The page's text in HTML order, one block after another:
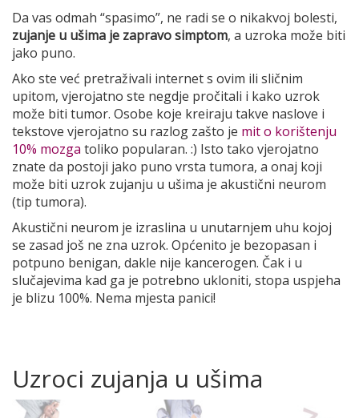
Da vas odmah “spasimo”, ne radi se o nikakvoj bolesti,
zujanje u ušima je zapravo simptom, a uzroka može biti
jako puno.
Ako ste već pretraživali internet s ovim ili sličnim
upitom, vjerojatno ste negdje pročitali i kako uzrok
može biti tumor. Osobe koje kreiraju takve naslove i
tekstove vjerojatno su razlog zašto je mit o korištenju
10% mozga toliko popularan. :) Isto tako vjerojatno
znate da postoji jako puno vrsta tumora, a onaj koji
može biti uzrok zujanju u ušima je akustični neurom
(tip tumora).
Akustični neurom je izraslina u unutarnjem uhu kojoj
se zasad još ne zna uzrok. Općenito je bezopasan i
potpuno benigan, dakle nije kancerogen. Čak i u
slučajevima kad ga je potrebno ukloniti, stopa uspjeha
je blizu 100%. Nema mjesta panici!
Uzroci zujanja u ušima